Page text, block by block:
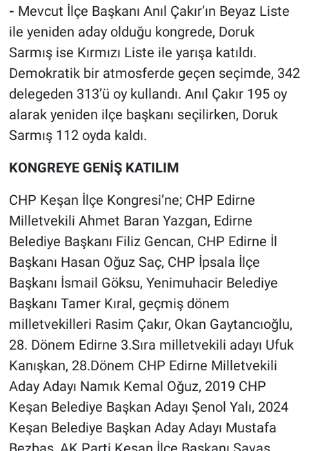
- Mevcut İlçe Başkanı Anıl Çakır’ın Beyaz Liste
ile yeniden aday olduğu kongrede, Doruk
Sarmış ise Kırmızı Liste ile yarışa katıldı.
Demokratik bir atmosferde geçen seçimde, 342
delegeden 313’ü oy kullandı. Anıl Çakır 195 oy
alarak yeniden ilçe başkanı seçilirken, Doruk
Sarmış 112 oyda kaldı.
KONGREYE GENİŞ KATILIM
CHP Keşan İlçe Kongresi’ne; CHP Edirne
Milletvekili Ahmet Baran Yazgan, Edirne
Belediye Başkanı Filiz Gencan, CHP Edirne İl
Başkanı Hasan Oğuz Saç, CHP İpsala İlçe
Başkanı İsmail Göksu, Yenimuhacir Belediye
Başkanı Tamer Kıral, geçmiş dönem
milletvekilleri Rasim Çakır, Okan Gaytancıoğlu,
28. Dönem Edirne 3.Sıra milletvekili adayı Ufuk
Kanışkan, 28.Dönem CHP Edirne Milletvekili
Aday Adayı Namık Kemal Oğuz, 2019 CHP
Keşan Belediye Başkan Adayı Şenol Yalı, 2024
Keşan Belediye Başkan Aday Adayı Mustafa